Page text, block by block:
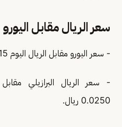
سعر الريال مقابل اليورو
- سعر اليورو مقابل الريال اليوم 4.0715 ريال.
- سعر الريال البرازيلي مقابل
0.0250 ريال.